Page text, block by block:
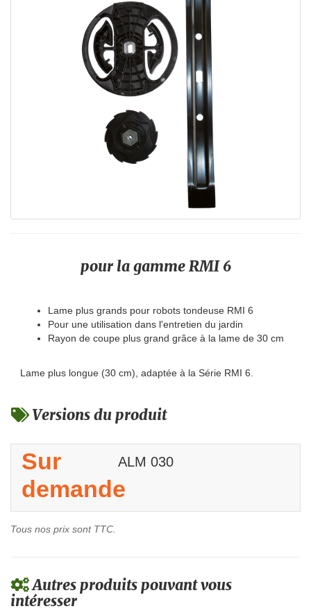
pour la gamme RMI 6
Lame plus grands pour robots tondeuse RMI 6
Pour une utilisation dans l'entretien du jardin
Rayon de coupe plus grand grâce à la lame de 30 cm
Lame plus longue (30 cm), adaptée à la Série RMI 6.
Versions du produit
Sur
demande
ALM 030
Tous nos prix sont TTC.
Autres produits pouvant vous
intéresser